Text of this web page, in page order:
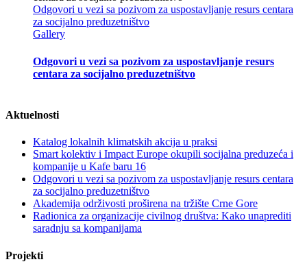
Odgovori u vezi sa pozivom za uspostavljanje resurs centara
za socijalno preduzetništvo
Gallery
Odgovori u vezi sa pozivom za uspostavljanje resurs
centara za socijalno preduzetništvo
Aktuelnosti
Katalog lokalnih klimatskih akcija u praksi
Smart kolektiv i Impact Europe okupili socijalna preduzeća i
kompanije u Kafe baru 16
Odgovori u vezi sa pozivom za uspostavljanje resurs centara
za socijalno preduzetništvo
Akademija održivosti proširena na tržište Crne Gore
Radionica za organizacije civilnog društva: Kako unaprediti
saradnju sa kompanijama
Projekti